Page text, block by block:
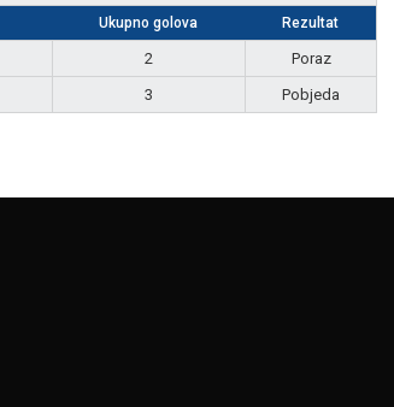
Ukupno golova Rezultat
2
Poraz
3 Pobjeda